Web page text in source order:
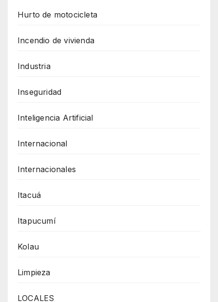
Hurto de motocicleta
Incendio de vivienda
Industria
Inseguridad
Inteligencia Artificial
Internacional
Internacionales
Itacuá
Itapucumí
Kolau
Limpieza
LOCALES